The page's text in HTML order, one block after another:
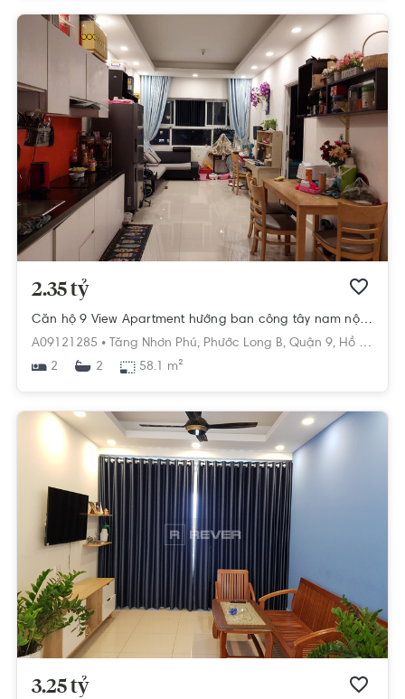
2.35 tỷ
Căn hộ 9 View Apartment hướng ban công tây nam nội thất cơ bản diện tích 58.1m².
A09121285 • Tăng Nhơn Phú, Phước Long B, Quận 9, Hồ Chí Minh
2
2 58.1 m²
3.25 tỷ